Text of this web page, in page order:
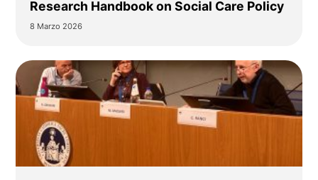
Research Handbook on Social Care Policy
8 Marzo 2026